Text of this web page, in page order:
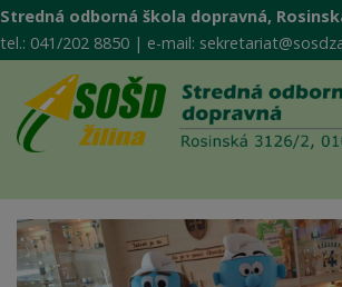
Stredná odborná škola dopravná,
tel.: 041/202 8850 | e-mail: